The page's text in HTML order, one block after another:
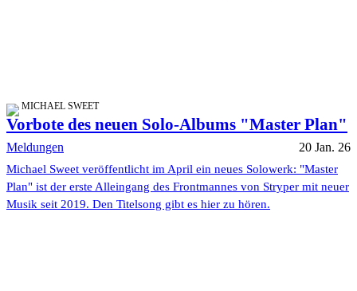
MICHAEL SWEET
Vorbote des neuen Solo-Albums "Master Plan"
Meldungen 20 Jan. 26
Michael Sweet veröffentlicht im April ein neues Solowerk: "Master
Plan" ist der erste Alleingang des Frontmannes von Stryper mit neuer
Musik seit 2019. Den Titelsong gibt es hier zu hören.